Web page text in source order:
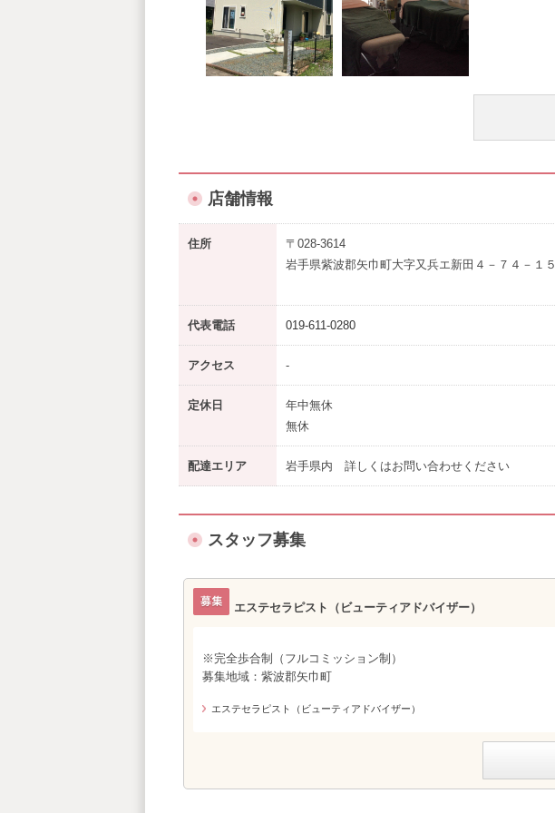
店舗情報
住所
〒028-3614
岩手県紫波郡矢巾町大字又兵エ新田４－７４－１５
代表電話 019-611-0280
アクセス -
定休日
年中無休
無休
配達エリア 岩手県内 詳しくはお問い合わせください
スタッフ募集
エステセラピスト（ビューティアドバイザー）
※完全歩合制（フルコミッション制）
募集地域：紫波郡矢巾町
エステセラピスト（ビューティアドバイザー）